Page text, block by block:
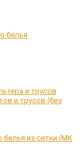
белья
и трусов
и трусов (без
из сетки (МК